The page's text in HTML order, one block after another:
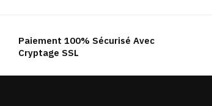
Paiement 100% Sécurisé Avec
Cryptage SSL